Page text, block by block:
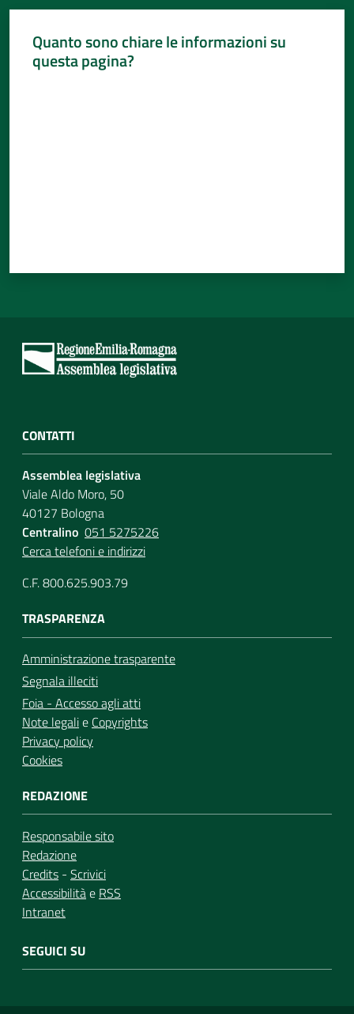
Quanto sono chiare le informazioni su
questa pagina?
CONTATTI
Assemblea legislativa
Viale Aldo Moro, 50
40127 Bologna
Centralino 051 5275226
Cerca telefoni e indirizzi
C.F. 800.625.903.79
TRASPARENZA
Amministrazione trasparente
Segnala illeciti
Foia - Accesso agli atti
Note legalie Copyrights
Privacy policy
Cookies
REDAZIONE
Responsabile sito
Redazione
Credits - Scrivici
Accessibilitàe RSS
Intranet
SEGUICI SU